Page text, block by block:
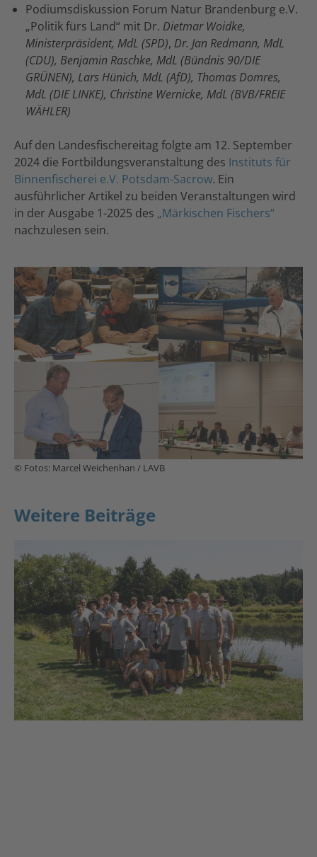
Podiumsdiskussion Forum Natur Brandenburg e.V.
„Politik fürs Land“ mit Dr. Dietmar Woidke,
Ministerpräsident, MdL (SPD), Dr. Jan Redmann, MdL
(CDU), Benjamin Raschke, MdL (Bündnis 90/DIE
GRÜNEN), Lars Hünich, MdL (AfD), Thomas Domres,
MdL (DIE LINKE), Christine Wernicke, MdL (BVB/FREIE
WÄHLER)
Auf den Landesfischereitag folgte am 12. September
2024 die Fortbildungsveranstaltung des Instituts für
Binnenfischerei e.V. Potsdam-Sacrow. Ein
ausführlicher Artikel zu beiden Veranstaltungen wird
in der Ausgabe 1-2025 des „Märkischen Fischers“
nachzulesen sein.
© Fotos: Marcel Weichenhan / LAVB
Weitere Beiträge